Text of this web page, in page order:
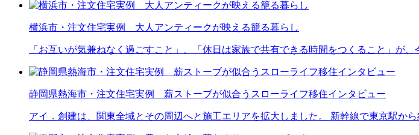
横浜市・注文住宅実例 大人アンティークが映える籠る暮らし
「お互いが気兼ねなく過ごすこと」、「休日は家族で共有できる時間をつくること」が
静岡県熱海市・注文住宅実例 薪ストーブが似合うスローライフ移住インタビュー
アイ．創建は、関東全域とその周辺へと施工エリアを拡大しました。 新幹線で東京駅か